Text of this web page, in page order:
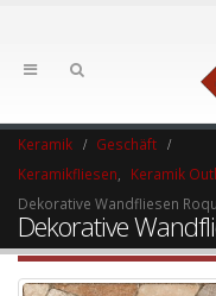
Keramik
Geschäft
Keramikfliesen
Keramik
Dekorative Wandfliesen
Dekorative